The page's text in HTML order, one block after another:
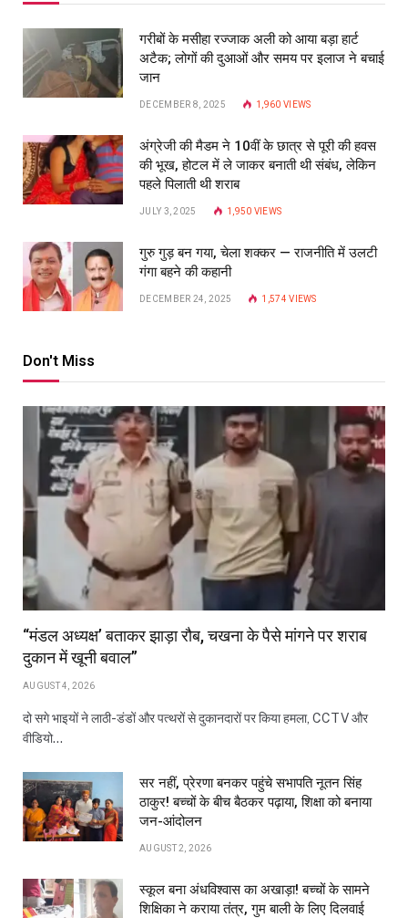
गरीबों के मसीहा रज्‍जाक अली को आया बड़ा हार्ट
अटैक; लोगों की दुआओं और समय पर इलाज ने बचाई
जान
DECEMBER 8, 2025 1,960 VIEWS
अंग्रेजी की मैडम ने 10वीं के छात्र से पूरी की हवस
की भूख, होटल में ले जाकर बनाती थी संबंध, लेकिन
पहले पिलाती थी शराब
JULY 3, 2025 1,950 VIEWS
गुरु गुड़ बन गया, चेला शक्कर — राजनीति में उलटी
गंगा बहने की कहानी
DECEMBER 24, 2025 1,574VIEWS
Don't Miss
“मंडल अध्यक्ष’ बताकर झाड़ा रौब, चखना के पैसे मांगने पर शराब
दुकान में खूनी बवाल”
AUGUST 4, 2026
दो सगे भाइयों ने लाठी-डंडों और पत्थरों से दुकानदारों पर किया हमला, CCTV और
वीडियो…
सर नहीं, प्रेरणा बनकर पहुंचे सभापति नूतन सिंह
ठाकुर! बच्चों के बीच बैठकर पढ़ाया, शिक्षा को बनाया
जन-आंदोलन
AUGUST 2, 2026
स्कूल बना अंधविश्वास का अखाड़ा! बच्चों के सामने
शिक्षिका ने कराया तंत्र, गुम बाली के लिए दिलवाई